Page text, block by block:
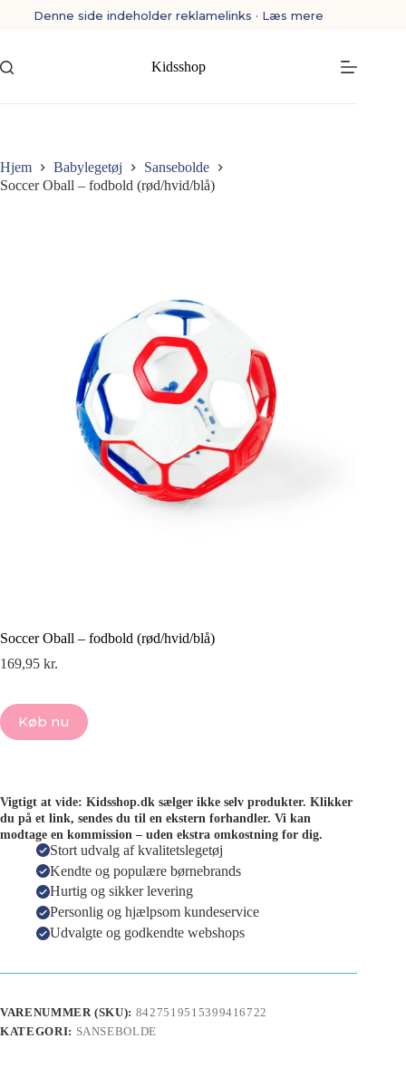
Denne side indeholder reklamelinks · Læs mere
Kidsshop
Hjem Babylegetøj
Sansebolde
Soccer Oball – fodbold (rød/hvid/blå)
Soccer Oball – fodbold (rød/hvid/blå)
169,95 kr.
Køb nu
Vigtigt at vide: Kidsshop.dk sælger ikke selv produkter. Klikker
du på et link, sendes du til en ekstern forhandler. Vi kan
modtage en kommission – uden ekstra omkostning for dig.
Stort udvalg af kvalitetslegetøj
Kendte og populære børnebrands
Hurtig og sikker levering
Personlig og hjælpsom kundeservice
Udvalgte og godkendte webshops
VARENUMMER (SKU): 8427519515399416722
KATEGORI: SANSEBOLDE